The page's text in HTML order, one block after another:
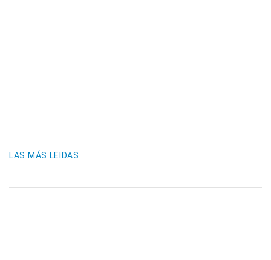
LAS MÁS LEIDAS